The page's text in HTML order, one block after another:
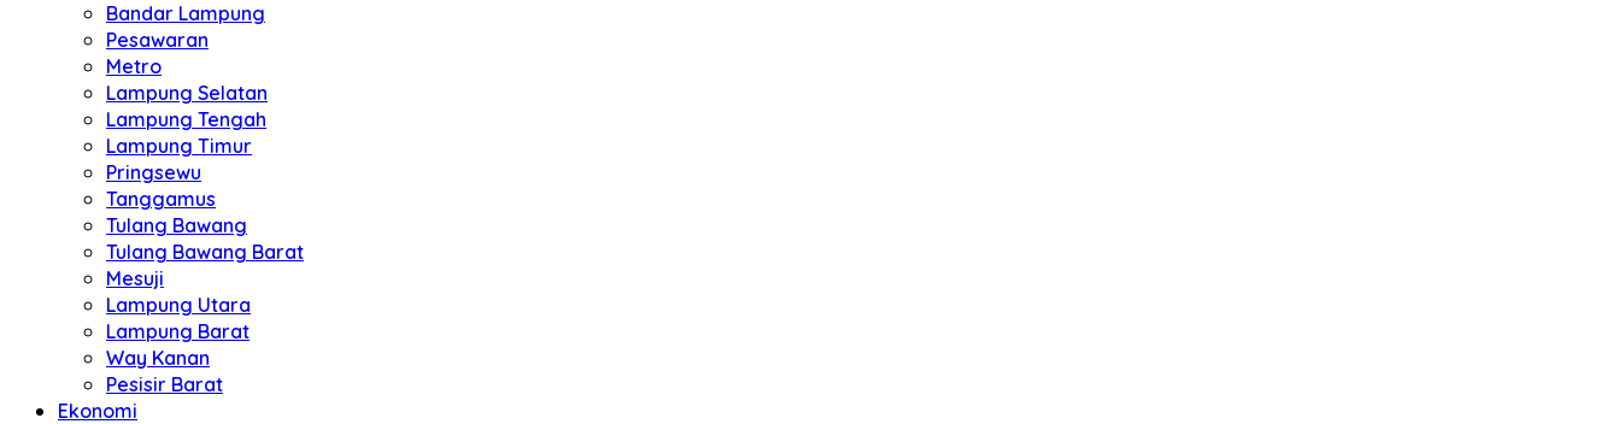
Bandar Lampung
Pesawaran
Metro
Lampung Selatan
Lampung Tengah
Lampung Timur
Pringsewu
Tanggamus
Tulang Bawang
Tulang Bawang Barat
Mesuji
Lampung Utara
Lampung Barat
Way Kanan
Pesisir Barat
Ekonomi